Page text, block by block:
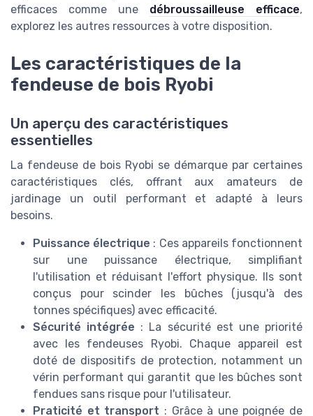
efficaces comme une débroussailleuse efficace,
explorez les autres ressources à votre disposition.
Les caractéristiques de la
fendeuse de bois Ryobi
Un aperçu des caractéristiques
essentielles
La fendeuse de bois Ryobi se démarque par certaines
caractéristiques clés, offrant aux amateurs de
jardinage un outil performant et adapté à leurs
besoins.
Puissance électrique : Ces appareils fonctionnent
sur une puissance électrique, simplifiant
l'utilisation et réduisant l'effort physique. Ils sont
conçus pour scinder les bûches (jusqu'à des
tonnes spécifiques) avec efficacité.
Sécurité intégrée : La sécurité est une priorité
avec les fendeuses Ryobi. Chaque appareil est
doté de dispositifs de protection, notamment un
vérin performant qui garantit que les bûches sont
fendues sans risque pour l'utilisateur.
Praticité et transport : Grâce à une poignée de